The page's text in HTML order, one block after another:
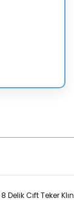
8 Delik Cıft